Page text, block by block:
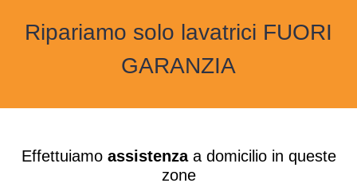
Ripariamo solo lavatrici FUORI
GARANZIA
Effettuiamo assistenza a domicilio in queste
zone